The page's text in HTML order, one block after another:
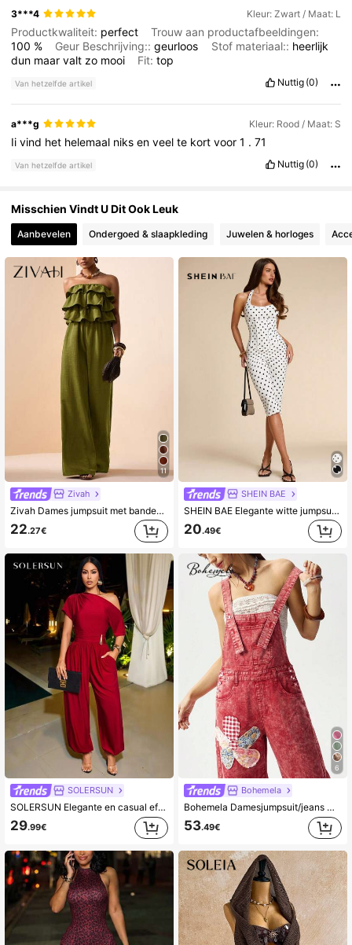
4.71 1.1K Volgers
3***4 Kleur: Zwart / Maat: L
Productkwaliteit: perfect
Trouw aan productafbeeldingen:
100 % Geur Beschrijving::geurloos Stof materiaal:: heerlijk
dun maarvalt zo mooi Fit:top
Van hetzelfde artikel Nuttig (0)
a***g Kleur: Rood / Maat: S
Iivind het helemaal niksenveelte kortvoor1 .71
Van hetzelfde artikel Nuttig (0)
Misschien Vindt U Dit Ook Leuk
Aanbevelen Ondergoed & slaapkleding Juwelen & horloges
11
Zivah
Zivah Dames jumpsuit met bandeau-halslijn en ruches aan de zoom in effen kleur, geschikt voor dagelijks gebruik.
22.27€
SOLERSUN
SOLERSUN Elegante en casual effen rode jumpsuit voor dames met één schouder, metalen gespaccent en losvallende lantaarnbroek. Een elegant zomeritem voor dagelijks woon-werkverkeer, casual uitjes en speciale gelegenheden, waaronder het feest- en bruidseizoen en de AR Saint John-vieringen. Een elegante en luxe keuze voor formele ceremonies en afstudeerevenementen.
29.99€
SHEIN BAE
SHEIN BAE Elegante witte jumpsuit met zwarte stippen en tailleband, retro, voor zomerse vakanties, modieuze uitstapjes, cocktailfeestjes, dates en formele evenementen
20.49€
6
Bohemela
Bohemela Damesjumpsuit/jeans met bloemenborduursel en knoopzakken
53.49€